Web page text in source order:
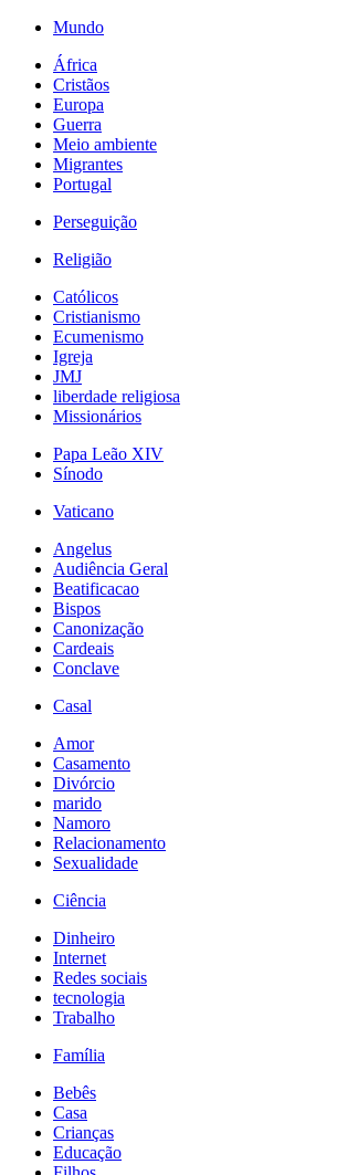
Mundo
África
Cristãos
Europa
Guerra
Meio ambiente
Migrantes
Portugal
Perseguição
Religião
Católicos
Cristianismo
Ecumenismo
Igreja
JMJ
liberdade religiosa
Missionários
Papa Leão XIV
Sínodo
Vaticano
Angelus
Audiência Geral
Beatificacao
Bispos
Canonização
Cardeais
Conclave
Casal
Amor
Casamento
Divórcio
marido
Namoro
Relacionamento
Sexualidade
Ciência
Dinheiro
Internet
Redes sociais
tecnologia
Trabalho
Família
Bebês
Casa
Crianças
Educação